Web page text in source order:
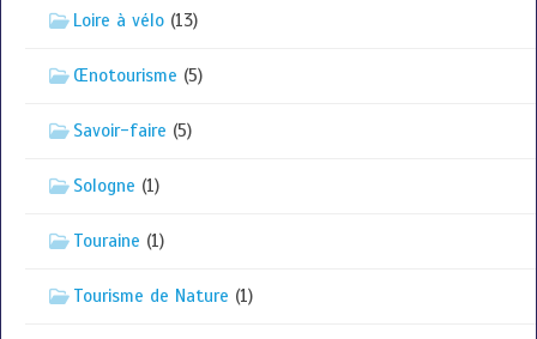
Loire à vélo (13)
Œnotourisme (5)
Savoir-faire (5)
Sologne (1)
Touraine (1)
Tourisme de Nature (1)